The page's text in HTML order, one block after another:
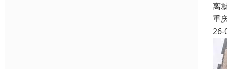
离
重
26-